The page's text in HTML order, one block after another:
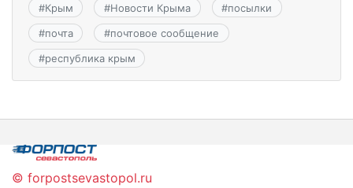
#Крым #Новости Крыма #посылки
#почта #почтовое сообщение
#республика крым
© forpostsevastopol.ru